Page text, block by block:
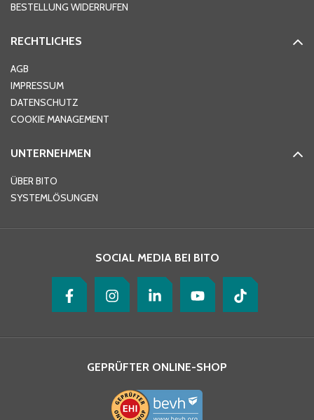
Ort*
Telefon
BESTELLUNG WIDERRUFEN
RECHTLICHES
AGB
IMPRESSUM
DATENSCHUTZ
COOKIE MANAGEMENT
UNTERNEHMEN
ÜBER BITO
SYSTEMLÖSUNGEN
SOCIAL MEDIA BEI BITO
GEPRÜFTER ONLINE-SHOP